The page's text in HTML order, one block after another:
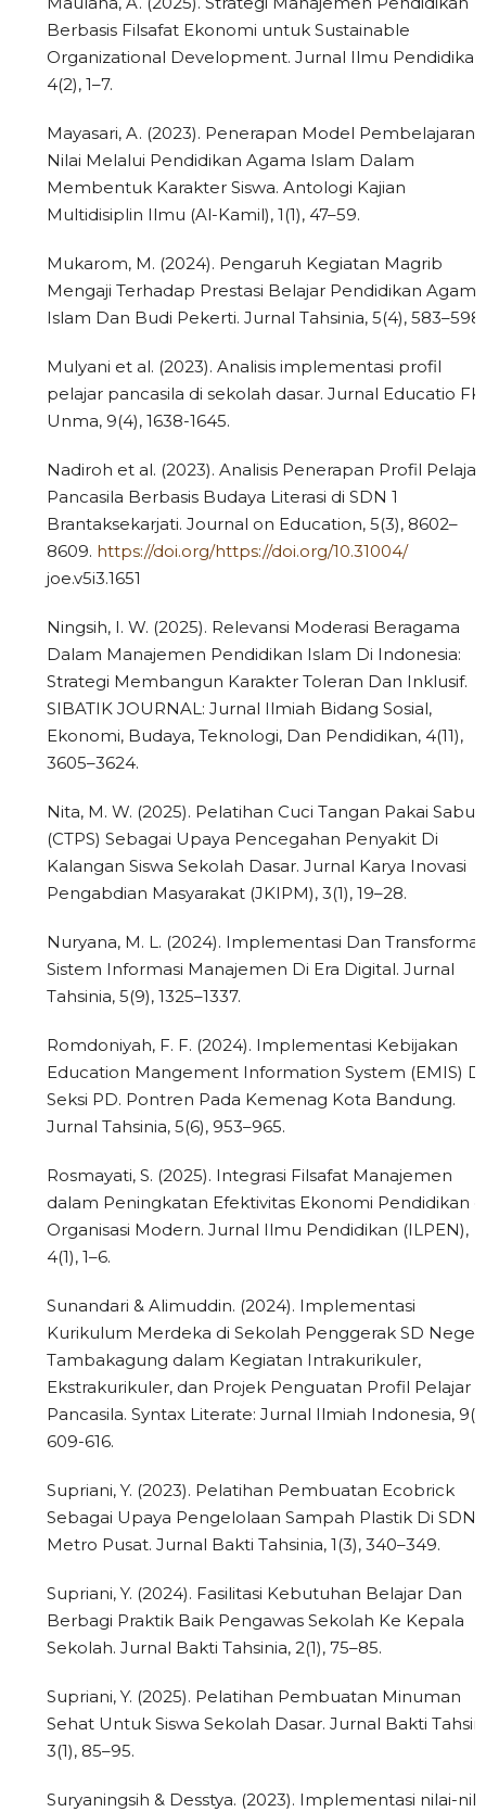
Berbasis Filsafat Ekonomi untuk Sustainable
Organizational Development. Jurnal Ilmu
4(2), 1–7.
Mayasari, A. (2023). Penerapan Model Pembelajaran
Nilai Melalui Pendidikan Agama Islam Dalam
Membentuk Karakter Siswa. Antologi Kajian
Multidisiplin Ilmu (Al-Kamil), 1(1), 47–59.
Mukarom, M. (2024). Pengaruh Kegiatan Magrib
Mengaji Terhadap Prestasi Belajar Pendidikan Agama
Islam Dan Budi Pekerti. Jurnal Tahsinia, 5(4), 583–598.
Mulyani et al. (2023). Analisis implementasi profil
pelajar pancasila di sekolah dasar. Jurnal Educatio
Unma, 9(4), 1638-1645.
Nadiroh et al. (2023). Analisis Penerapan Profil Pelajar
Pancasila Berbasis Budaya Literasi di SDN 1
Brantaksekarjati. Journal on Education, 5(3), 8602–
8609. https://doi.org/https://doi.org/10.31004/
joe.v5i3.1651
Ningsih, I. W. (2025). Relevansi Moderasi Beragama
Dalam Manajemen Pendidikan Islam Di Indonesia:
Strategi Membangun Karakter Toleran Dan Inklusif.
SIBATIK JOURNAL: Jurnal Ilmiah Bidang Sosial,
Ekonomi, Budaya, Teknologi, Dan Pendidikan, 4(11),
3605–3624.
Nita, M. W. (2025). Pelatihan Cuci Tangan Pakai Sabun
(CTPS) Sebagai Upaya Pencegahan Penyakit Di
Kalangan Siswa Sekolah Dasar. Jurnal Karya Inovasi
Pengabdian Masyarakat (JKIPM), 3(1), 19–28.
Nuryana, M. L. (2024). Implementasi Dan
Sistem Informasi Manajemen Di Era Digital. Jurnal
Tahsinia, 5(9), 1325–1337.
Romdoniyah, F. F. (2024). Implementasi Kebijakan
Education Mangement Information System (EMIS) Di
Seksi PD. Pontren Pada Kemenag Kota Bandung.
Jurnal Tahsinia, 5(6), 953–965.
Rosmayati, S. (2025). Integrasi Filsafat Manajemen
dalam Peningkatan Efektivitas Ekonomi Pendidikan
Organisasi Modern. Jurnal Ilmu Pendidikan (ILPEN),
4(1), 1–6.
Sunandari & Alimuddin. (2024). Implementasi
Kurikulum Merdeka di Sekolah Penggerak SD
Tambakagung dalam Kegiatan Intrakurikuler,
Ekstrakurikuler, dan Projek Penguatan Profil Pelajar
Pancasila. Syntax Literate: Jurnal Ilmiah Indonesia,
609-616.
Supriani, Y. (2023). Pelatihan Pembuatan Ecobrick
Sebagai Upaya Pengelolaan Sampah Plastik Di SDN
Metro Pusat. Jurnal Bakti Tahsinia, 1(3), 340–349.
Supriani, Y. (2024). Fasilitasi Kebutuhan Belajar Dan
Berbagi Praktik Baik Pengawas Sekolah Ke Kepala
Sekolah. Jurnal Bakti Tahsinia, 2(1), 75–85.
Supriani, Y. (2025). Pelatihan Pembuatan Minuman
Sehat Untuk Siswa Sekolah Dasar. Jurnal Bakti
3(1), 85–95.
Suryaningsih & Desstya. (2023). Implementasi nilai-